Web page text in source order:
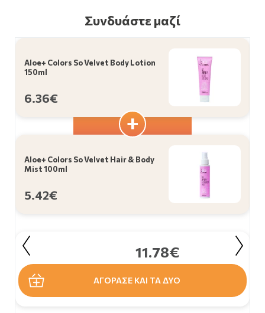
Συνδυάστε μαζί
Aloe+ Colors So Velvet Body Lotion
150ml
6.36€
Aloe+ Colors So Velvet Hair & Body
Mist 100ml
5.42€
11.78€
ΑΓΟΡΑΣΕ ΚΑΙ ΤΑ ΔΥΟ